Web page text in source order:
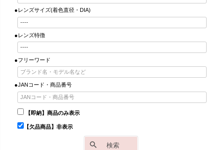
●レンズサイズ(着色直径・DIA)
●レンズ特徴
●フリーワード
●JANコード・商品番号
【即納】商品のみ表示
【欠品商品】非表示
検索